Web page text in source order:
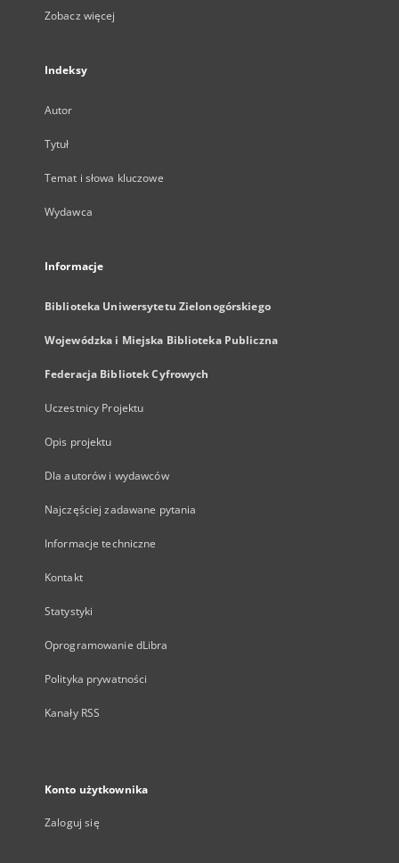
Zobacz więcej
Indeksy
Autor
Tytuł
Temat i słowa kluczowe
Wydawca
Informacje
Biblioteka Uniwersytetu Zielonogórskiego
Wojewódzka i Miejska Biblioteka Publiczna
Federacja Bibliotek Cyfrowych
Uczestnicy Projektu
Opis projektu
Dla autorów i wydawców
Najczęściej zadawane pytania
Informacje techniczne
Kontakt
Statystyki
Oprogramowanie dLibra
Polityka prywatności
Kanały RSS
Konto użytkownika
Zaloguj się